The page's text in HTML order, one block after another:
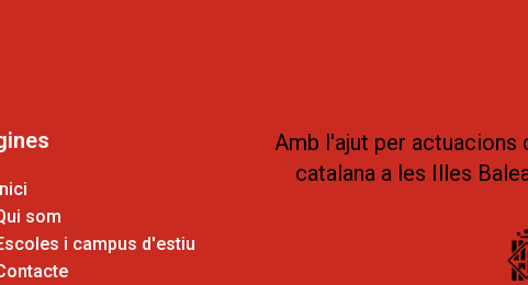
som
i campus d'estiu
Amb l'ajut per actuacions
catalana a les Illes